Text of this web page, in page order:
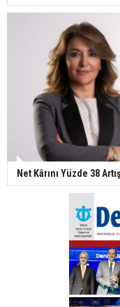
Net Kârını Yüzde 38